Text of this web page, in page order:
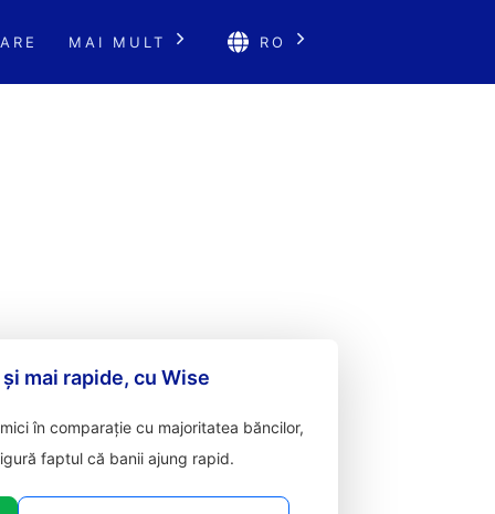
MAI MULT RO
mai rapide, cu Wise
în comparație cu majoritatea băncilor,
faptul că banii ajung rapid.